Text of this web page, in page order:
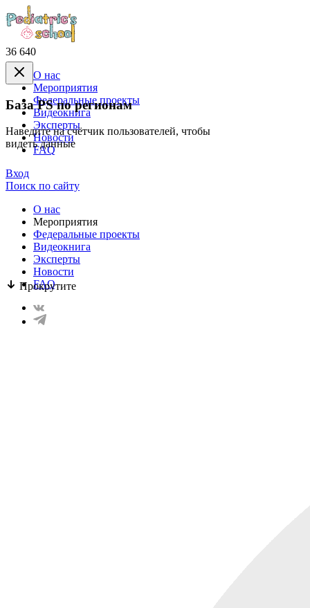
36 640
База PS по регионам
Наведите на счётчик пользователей, чтобы
видеть данные
Прокрутите
О нас
Mероприятия
Федеральные проекты
Видеокнига
Эксперты
Новости
FAQ
Вход
Поиск по сайту
О нас
Mероприятия
Федеральные проекты
Видеокнига
Эксперты
Новости
FAQ